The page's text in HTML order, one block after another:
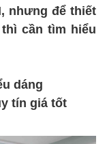
nhưng để thiết
cần tìm hiểu
dáng
tín giá tốt